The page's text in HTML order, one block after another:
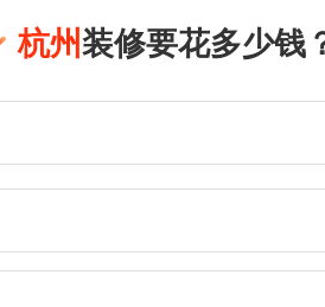
杭州装修要花多少钱